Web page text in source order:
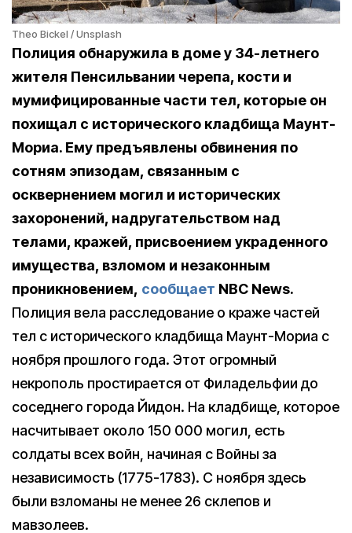
Theo Bickel / Unsplash
Полиция обнаружила в доме у 34-летнего
жителя Пенсильвании черепа, кости и
мумифицированные части тел, которые он
похищал с исторического кладбища Маунт-
Мориа. Ему предъявлены обвинения по
сотням эпизодам, связанным с
осквернением могил и исторических
захоронений, надругательством над
телами, кражей, присвоением украденного
имущества, взломом и незаконным
проникновением, сообщает NBC News.
Полиция вела расследование о краже частей
тел с исторического кладбища Маунт-Мориа с
ноября прошлого года. Этот огромный
некрополь простирается от Филадельфии до
соседнего города Йидон. На кладбище, которое
насчитывает около 150 000 могил, есть
солдаты всех войн, начиная с Войны за
независимость (1775-1783). С ноября здесь
были взломаны не менее 26 склепов и
мавзолеев.